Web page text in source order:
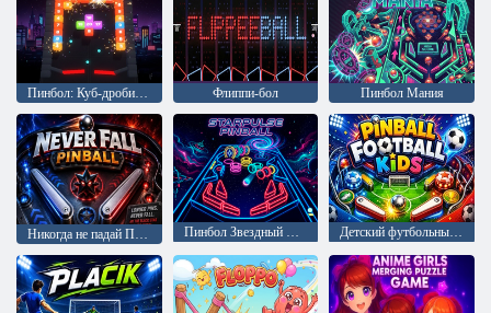
Пинбол: Куб-дробилка Флиппи-бол Пинбол Мания
Пинбол Звездный Пульс Детский футбольный пинбол